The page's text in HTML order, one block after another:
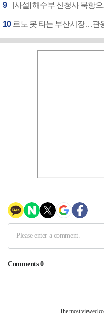
9 [사설] 해수부 신청사 북항
10 르노 못 타는 부산시장…관